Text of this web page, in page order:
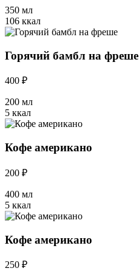
350 мл
106 ккал
Горячий бамбл на фреше
400 ₽
200 мл
5 ккал
Кофе американо
200 ₽
400 мл
5 ккал
Кофе американо
250 ₽